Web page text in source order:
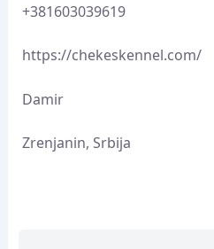
+381603039619
https://chekeskennel.com/
Damir
Zrenjanin, Srbija